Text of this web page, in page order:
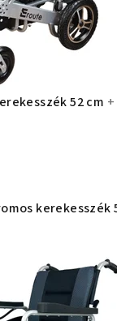
52 cm